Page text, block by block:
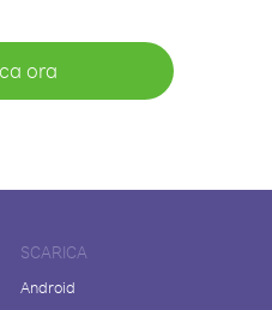
ora
SCARICA
Android